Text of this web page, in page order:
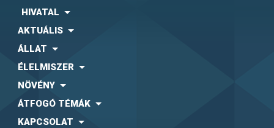
HIVATAL
AKTUÁLIS
ÁLLAT
ÉLELMISZER
NÖVÉNY
ÁTFOGÓ TÉMÁK
KAPCSOLAT